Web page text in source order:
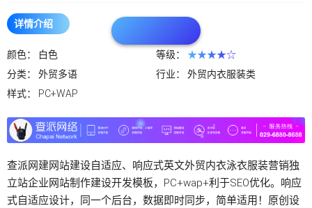
详情介绍
颜色： 白色 等级： ★★★★☆
分类： 外贸多语 行业： 外贸内衣服装类
样式：
PC+WAP
查派网建网站建设自适应、响应式英文外贸内衣泳衣服装营销独
立站企业网站制作建设开发模板，PC+wap+利于SEO优化。响应
式自适应设计，同一个后台，数据即时同步，简单适用！原创设